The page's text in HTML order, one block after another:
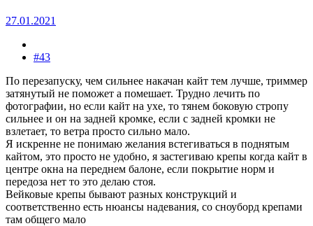
27.01.2021
#43
По перезапуску, чем сильнее накачан кайт тем лучше, триммер
затянутый не поможет а помешает. Трудно лечить по
фотографии, но если кайт на ухе, то тянем боковую стропу
сильнее и он на задней кромке, если с задней кромки не
взлетает, то ветра просто сильно мало.
Я искренне не понимаю желания встегиваться в поднятым
кайтом, это просто не удобно, я застегиваю крепы когда кайт в
центре окна на переднем балоне, если покрытие норм и
передоза нет то это делаю стоя.
Вейковые крепы бывают разных конструкций и
соответственно есть нюансы надевания, со сноуборд крепами
там общего мало